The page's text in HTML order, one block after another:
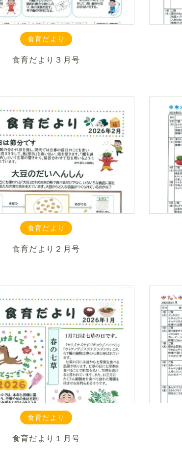
食育だより
食育だより３月号
食育だより
食育だより２月号
食育だより
食育だより１月号